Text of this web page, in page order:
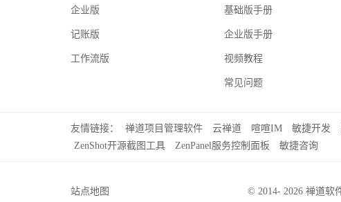
企业版
记账版
工作流版
基础版手册
企业版手册
视频教程
常见问题
友情链接： 禅道项目管理软件 云禅道 喧喧IM 敏捷开发
ZenShot开源截图工具
ZenPanel服务控制面板 敏捷咨询
站点地图 © 2014- 2026 禅道软